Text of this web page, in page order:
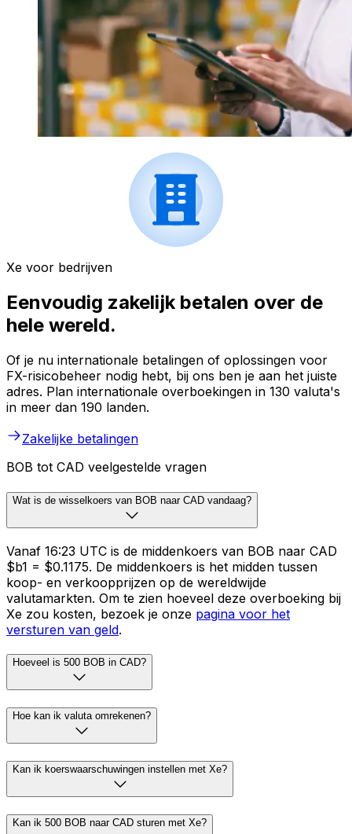
Xe voor bedrijven
Eenvoudig zakelijk betalen over de
hele wereld.
Of je nu internationale betalingen of oplossingen voor
FX-risicobeheer nodig hebt, bij ons ben je aan het juiste
adres. Plan internationale overboekingen in 130 valuta's
in meer dan 190 landen.
Zakelijke betalingen
BOB tot CAD veelgestelde vragen
Wat is de wisselkoers van BOB naar CAD vandaag?
Vanaf 16:23 UTC is de middenkoers van BOB naar CAD
$b1 = $0.1175. De middenkoers is het midden tussen
koop- en verkoopprijzen op de wereldwijde
valutamarkten. Om te zien hoeveel deze overboeking bij
Xe zou kosten, bezoek je onze pagina voor het
versturen van geld.
Hoeveel is 500 BOB in CAD?
Hoe kan ik valuta omrekenen?
Kan ik koerswaarschuwingen instellen met Xe?
Kan ik 500 BOB naar CAD sturen met Xe?